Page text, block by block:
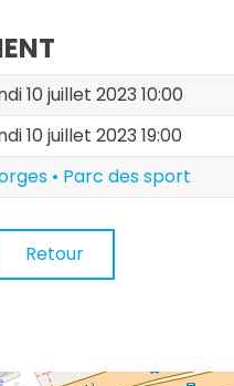
10 juillet 2023 10:00
10 juillet 2023 19:00
• Parc des sport
Retour